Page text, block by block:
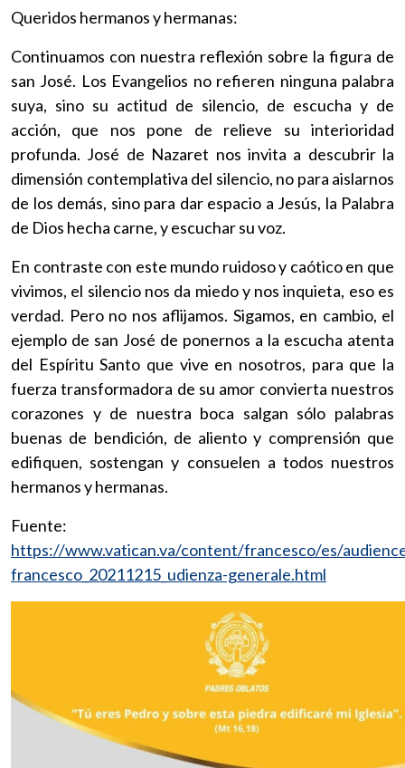
Queridos hermanos y hermanas:
Continuamos con nuestra reflexión sobre la figura de
san José. Los Evangelios no refieren ninguna palabra
suya, sino su actitud de silencio, de escucha y de
acción, que nos pone de relieve su interioridad
profunda. José de Nazaret nos invita a descubrir la
dimensión contemplativa del silencio, no para aislarnos
de los demás, sino para dar espacio a Jesús, la Palabra
de Dios hecha carne, y escuchar su voz.
En contraste con este mundo ruidoso y caótico en que
vivimos, el silencio nos da miedo y nos inquieta, eso es
verdad. Pero no nos aflijamos. Sigamos, en cambio, el
ejemplo de san José de ponernos a la escucha atenta
del Espíritu Santo que vive en nosotros, para que la
fuerza transformadora de su amor convierta nuestros
corazones y de nuestra boca salgan sólo palabras
buenas de bendición, de aliento y comprensión que
edifiquen, sostengan y consuelen a todos nuestros
hermanos y hermanas.
Fuente:
https://www.vatican.va/content/francesco/es/
francesco_20211215_udienza-generale.html